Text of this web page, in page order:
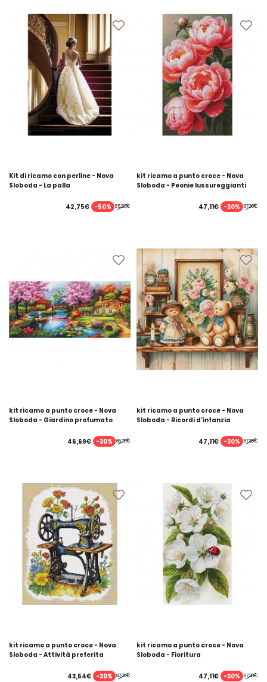
Kit di ricamo con perline - Nova
Sloboda - La palla
85,50€
42,75€ -50%
kit ricamo a punto croce - Nova
Sloboda - Peonie lussureggianti
67,30€
47,11€ -30%
kit ricamo a punto croce - Nova
Sloboda - Giardino profumato
66,70€
46,69€ -30%
kit ricamo a punto croce - Nova
Sloboda - Ricordi d'infanzia
67,30€
47,11€ -30%
kit ricamo a punto croce - Nova
Sloboda - Attività preferita
62,20€
43,54€ -30%
kit ricamo a punto croce - Nova
Sloboda - Fioritura
67,30€
47,11€ -30%